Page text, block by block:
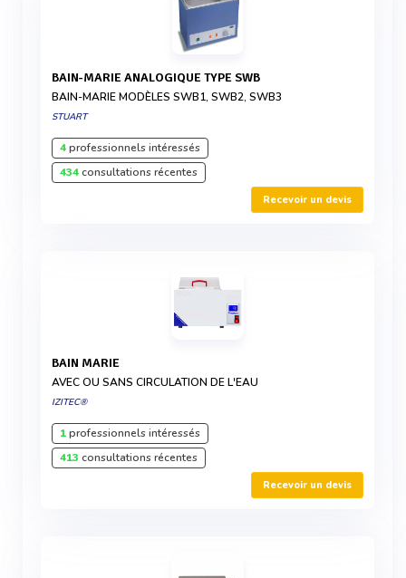
BAIN-MARIE ANALOGIQUE TYPE SWB
BAIN-MARIE MODÈLES SWB1, SWB2, SWB3
STUART
4professionnels intéressés
434consultations récentes
Recevoir un devis
BAIN MARIE
AVEC OU SANS CIRCULATION DE L'EAU
IZITEC®
1professionnels intéressés
413 consultations récentes
Recevoir un devis